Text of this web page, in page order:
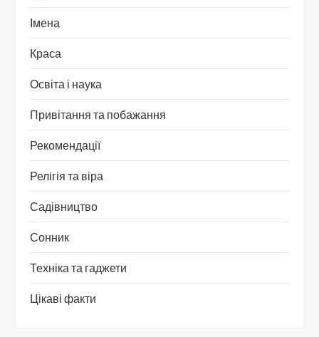
Імена
Краса
Освіта і наука
Привітання та побажання
Рекомендації
Релігія та віра
Садівництво
Сонник
Техніка та гаджети
Цікаві факти